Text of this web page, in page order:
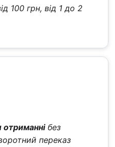
100 грн, від 1 до 2
отриманнібез
переказ